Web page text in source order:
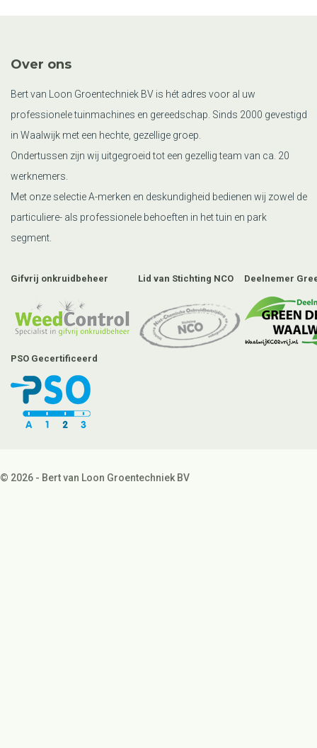
Over ons
Bert van Loon Groentechniek BV is hét adres voor al uw
professionele tuinmachines en gereedschap. Sinds 2000 gevestigd
in Waalwijk met een hechte, gezellige groep.
Ondertussen zijn wij uitgegroeid tot een gezellig team van ca. 20
werknemers.
Met onze selectie A-merken en deskundigheid bedienen wij zowel de
particuliere- als professionele behoeften in het tuin en park
segment.
Gifvrij onkruidbeheer Lid van Stichting NCO Deelnemer
PSO Gecertificeerd
© 2026 - Bert van Loon Groentechniek BV